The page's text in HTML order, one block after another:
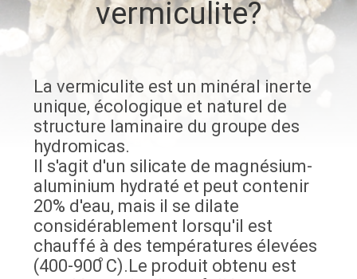
CONTRÔLE
QUALITÉ
CONTACTEZ-
NOUS
NOUVELLES
vermiculite?
La vermiculite est un minéral inerte
unique, écologique et naturel de
structure laminaire du groupe des
hydromicas.
Il s'agit d'un silicate de magnésium-
aluminium hydraté et peut contenir
20% d'eau, mais il se dilate
considérablement lorsqu'il est
chauffé à des températures élevées
(400-900 ̊С).Le produit obtenu est